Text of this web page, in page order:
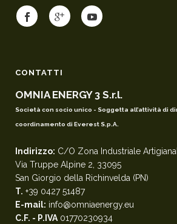
CONTATTI
OMNIA ENERGY 3 S.r.l.
Società con socio unico - Soggetta all’attività di
coordinamento di Everest S.p.A.
Indirizzo: C/O Zona Industriale
Via Truppe Alpine 2, 33095
San Giorgio della Richinvelda (PN)
T. +39 0427 51487
E-mail: info@omniaenergy.eu
C.F. - P.IVA 01770230934